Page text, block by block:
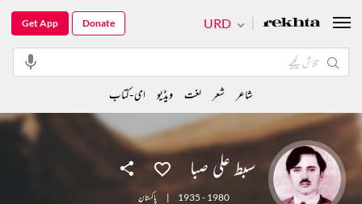
سبط علی صبا
1935 - 1980
| پاکستان
URD
Get App Donate
شاعر شعر لغت ویڈیو ای-کتاب